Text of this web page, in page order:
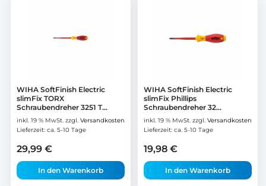
WIHA SoftFinish Electric
slimFix TORX
Schraubendreher 3251 T...
inkl. 19 % MwSt. zzgl. Versandkosten
Lieferzeit: ca. 5-10 Tage
29,99 €
In den Warenkorb
WIHA SoftFinish Electric
slimFix Phillips
Schraubendreher 32...
inkl. 19 % MwSt. zzgl. Versandkosten
Lieferzeit: ca. 5-10 Tage
19,98 €
In den Warenkorb